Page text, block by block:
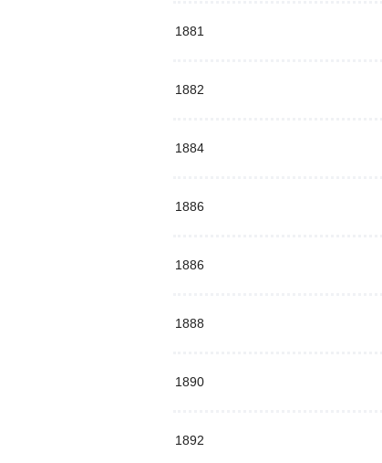
1881
1882
1884
1886
1886
1888
1890
1892